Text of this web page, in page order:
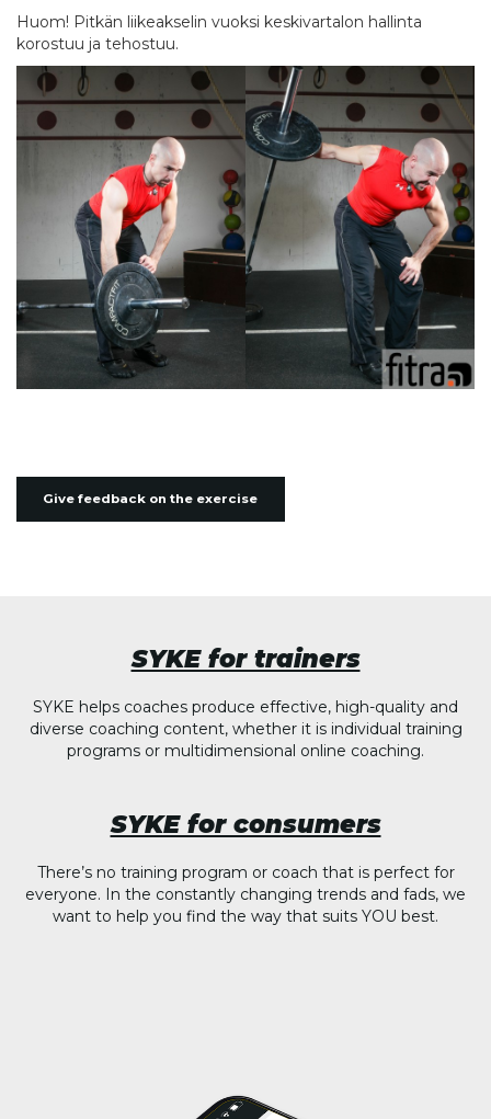
Huom! Pitkän liikeakselin vuoksi keskivartalon hallinta
korostuu ja tehostuu.
Give feedback on the exercise
SYKE for trainers
SYKE helps coaches produce effective, high-quality and
diverse coaching content, whether it is individual training
programs or multidimensional online coaching.
SYKE for consumers
There’s no training program or coach that is perfect for
everyone. In the constantly changing trends and fads, we
want to help you find the way that suits YOU best.